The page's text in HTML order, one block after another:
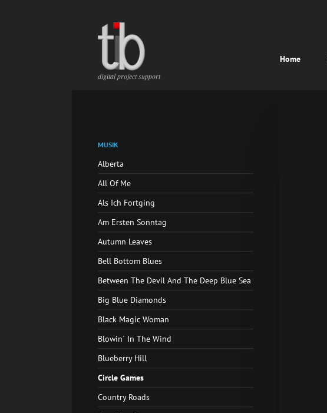
digital project support
NavigationHome
Navigation
Navigation
MUSIK
Alberta
All Of Me
Als Ich Fortging
Am Ersten Sonntag
Autumn Leaves
Bell Bottom Blues
Between The Devil And The Deep Blue Sea
Big Blue Diamonds
Black Magic Woman
Blowin´ In The Wind
Blueberry Hill
Circle Games
Country Roads